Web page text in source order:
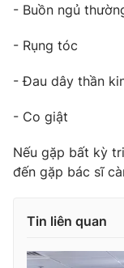
- Buồn ngủ
- Rụng tóc
- Đau dây thần
- Co giật
Nếu gặp bất kỳ
đến gặp bác sĩ
Tin liên quan